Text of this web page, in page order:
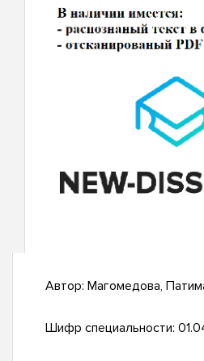
Автор: Магомедова,
Шифр специальности: